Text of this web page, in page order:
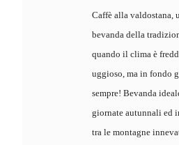
Caffè alla valdostana,
bevanda della
quando il clima è
uggioso, ma in fondo
sempre! Bevanda
giornate autunnali ed
tra le montagne